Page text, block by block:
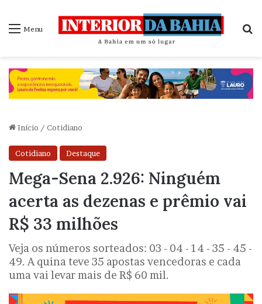
Menu
Início / Cotidiano
Cotidiano Destaque
Mega-Sena 2.926: Ninguém
acerta as dezenas e prêmio vai
R$ 33 milhões
Veja os números sorteados: 03 - 04 - 14 - 35 - 45 -
49. A quina teve 35 apostas vencedoras e cada
uma vai levar mais de R$ 60 mil.